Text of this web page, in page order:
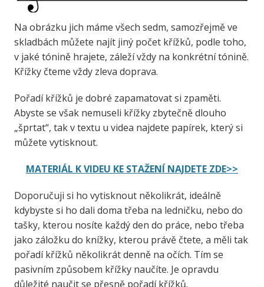
Na obrázku jich máme všech sedm, samozřejmě ve
skladbách můžete najít jiný počet křížků, podle toho,
v jaké tónině hrajete, záleží vždy na konkrétní tónině.
Křížky čteme vždy zleva doprava.
Pořadí křížků je dobré zapamatovat si zpaměti.
Abyste se však nemuseli křížky zbytečně dlouho
„šprtat“, tak v textu u videa najdete papírek, který si
můžete vytisknout.
MATERIÁL K VIDEU KE STAŽENÍ NAJDETE ZDE>>
Doporučuji si ho vytisknout několikrát, ideálně
kdybyste si ho dali doma třeba na ledničku, nebo do
tašky, kterou nosíte každý den do práce, nebo třeba
jako záložku do knížky, kterou právě čtete, a měli tak
pořadí křížků několikrát denně na očích. Tím se
pasivním způsobem křížky naučíte. Je opravdu
důležité naučit se přesně pořadí křížků.